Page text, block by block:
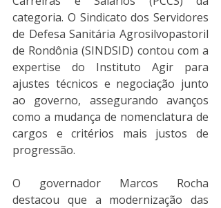
categoria. O Sindicato dos Servidores
de Defesa Sanitária Agrosilvopastoril
de Rondônia (SINDSID) contou com a
expertise do Instituto Agir para
ajustes técnicos e negociação junto
ao governo, assegurando avanços
como a mudança de nomenclatura de
cargos e critérios mais justos de
progressão.
O governador Marcos Rocha
destacou que a modernização das